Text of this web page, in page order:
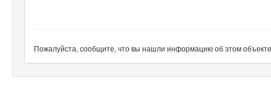
Пожалуйста, сообщите, что вы нашли информацию об этом